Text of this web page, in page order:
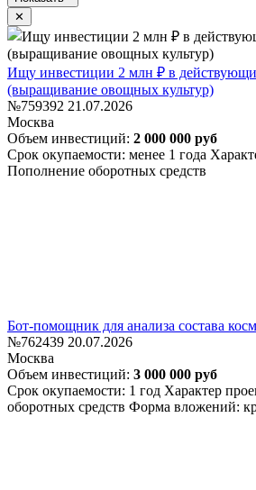
Ищу инвестиции 2 млн ₽ в
(выращивание овощных культур)
№759392 21.07.2026
Москва
Объем инвестиций: 2 000 000 руб
Срок окупаемости: менее 1 года
Пополнение оборотных средств
Бот-помощник для анализа состава
№762439 20.07.2026
Москва
Объем инвестиций: 3 000 000 руб
Срок окупаемости: 1 год Характер
оборотных средств Форма вложений: